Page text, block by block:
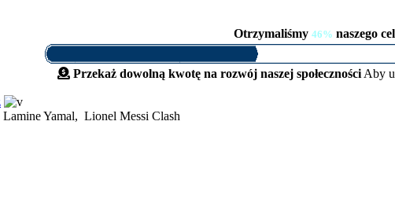
Otrzymaliśmy 46% naszego
Przekaż dowolną kwotę na rozwój naszej społeczności Aby
Yamal, Lionel Messi Clash